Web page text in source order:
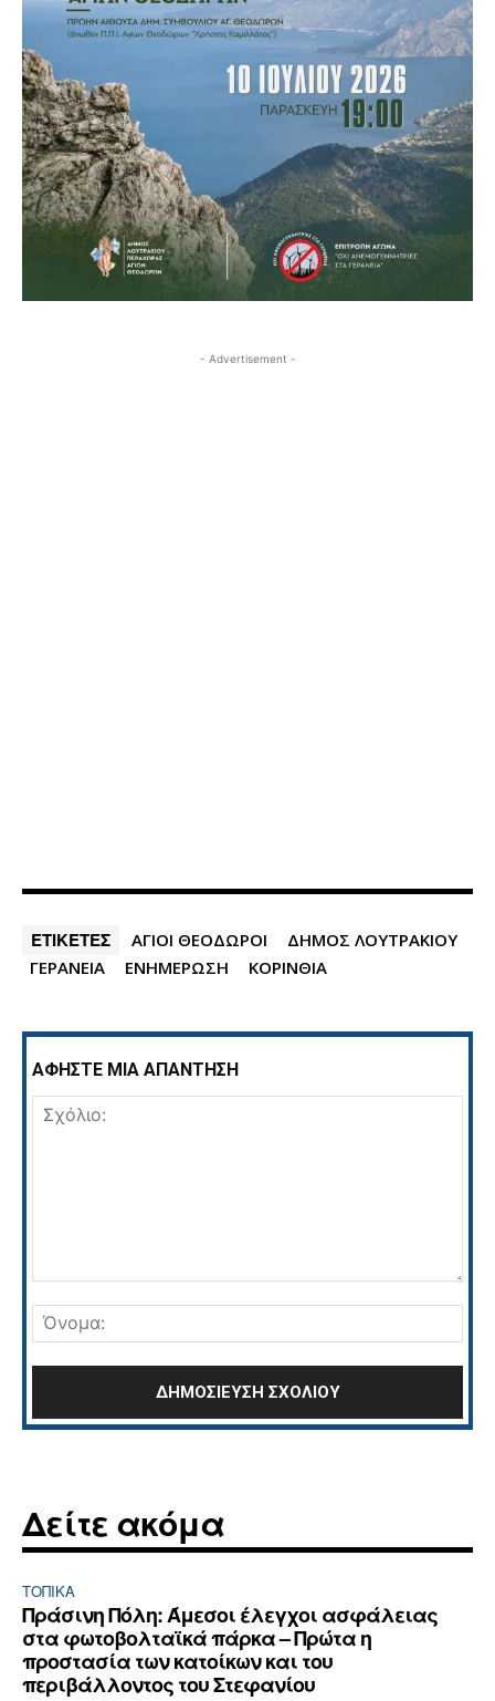
- Advertisement -
ΕΤΙΚΕΤΕΣ ΑΓΙΟΙ ΘΕΟΔΩΡΟΙ
ΔΗΜΟΣ ΛΟΥΤΡΑΚΙΟΥ
ΓΕΡΑΝΕΙΑ
ΕΝΗΜΕΡΩΣΗ ΚΟΡΙΝΘΙΑ
ΑΦΗΣΤΕ ΜΙΑ ΑΠΑΝΤΗΣΗ
Δείτε ακόμα
ΤΟΠΙΚΑ
Πράσινη Πόλη: Άμεσοι έλεγχοι ασφάλειας
στα φωτοβολταϊκά πάρκα – Πρώτα η
προστασία των κατοίκων και του
περιβάλλοντος του Στεφανίου